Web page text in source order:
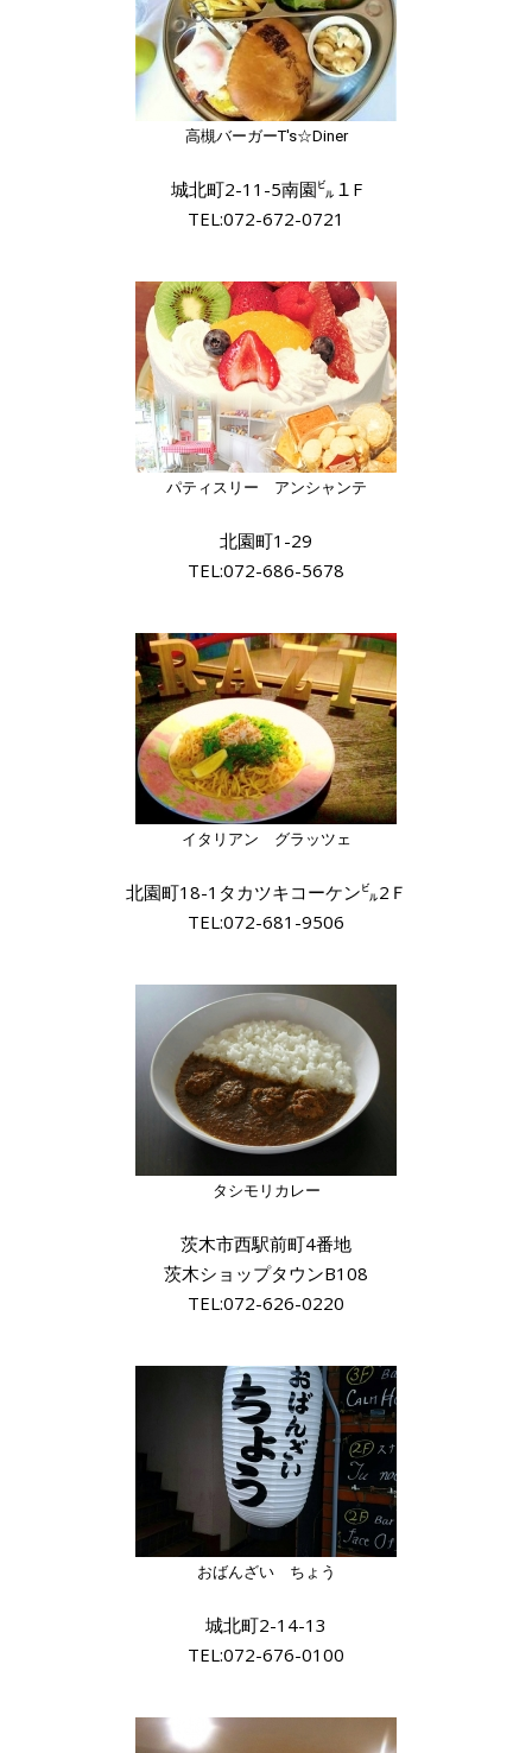
高槻バーガーT's☆Diner
城北町2-11-5南園㌱１F
TEL:072-672-0721
パティスリー アンシャンテ
北園町1-29
TEL:072-686-5678
イタリアン グラッツェ
北園町18-1タカツキコーケン㌱2Ｆ
TEL:072-681-9506
タシモリカレー
茨木市西駅前町4番地
茨木ショップタウンB108
TEL:072-626-0220
おばんざい ちょう
城北町2-14-13
TEL:072-676-0100